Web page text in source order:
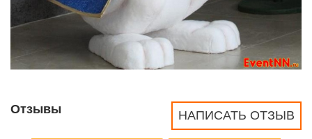
НАПИСАТЬ ОТЗЫВ
Отзывы